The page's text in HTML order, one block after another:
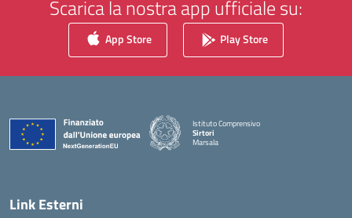
Scarica la nostra app ufficiale su:
App Store Play Store
Istituto Comprensivo
Sirtori
Marsala
Link Esterni